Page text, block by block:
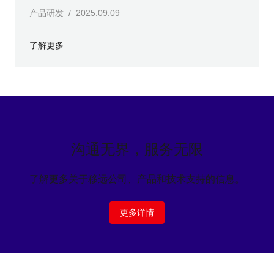
产品研发 / 2025.09.09
了解更多
沟通无界，服务无限
了解更多关于移远公司、产品和技术支持的信息。
更多详情